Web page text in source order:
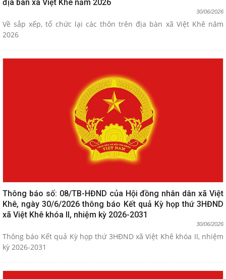
địa bàn xã Việt Khê năm 2026
30/06/2026
Về sắp xếp, tổ chức lại các thôn trên địa bàn xã Việt Khê năm
2026
Thông báo số: 08/TB-HĐND của Hội đồng nhân dân xã Việt
Khê, ngày 30/6/2026 thông báo Kết quả Kỳ họp thứ 3HĐND
xã Việt Khê khóa II, nhiệm kỳ 2026-2031
30/06/2026
Thông báo Kết quả Kỳ họp thứ 3HĐND xã Việt Khê khóa II, nhiệm
kỳ 2026-2031